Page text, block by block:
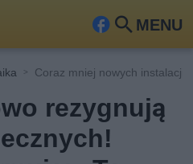
MENU
Fa
ook
Szu
Coraz mniej nowych instalacji
rezygnują